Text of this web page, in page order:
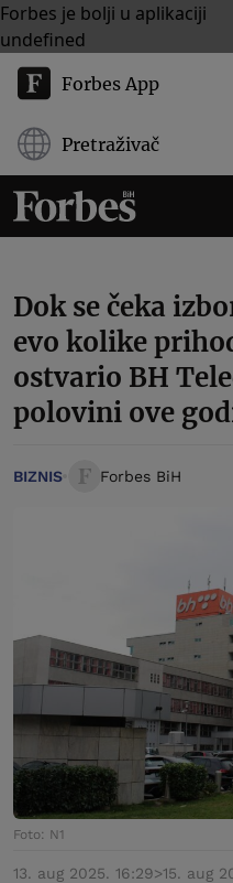
Forbes je bolji u aplikaciji
undefined
Forbes App
Pretraživač
Dok se čeka
evo kolike
ostvario BH
polovini ove
BIZNIS Forbes BiH
Foto: N1
13. aug 2025. 16:29>15. aug